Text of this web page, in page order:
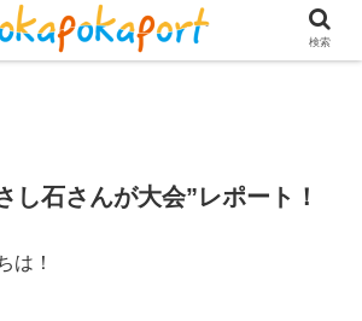
し石さんが大会”レポート！
は！
検索